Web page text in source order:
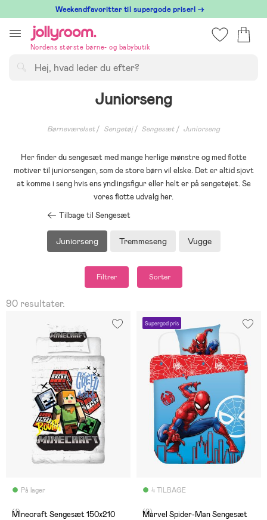
till
innehållet
⁠ Weekendfavoritter til supergode priser! →
Nordens største børne- og babybutik
Juniorseng
Børneværelset Sengetøj Sengesæt Juniorseng
Her finder du sengesæt med mange herlige mønstre og med flotte
motiver til juniorsengen, som de store børn vil elske. Det er altid sjovt
at komme i seng hvis ens yndlingsfigur eller helt er på sengetøjet. Se
vores flotte udvalg her.
Tilbage til Sengesæt
Juniorseng Tremmeseng Vugge
Filtrer Sorter
90 resultater.
På lager
(1)
Minecraft Sengesæt 150x210
Supergod pris
4 TILBAGE
(0)
Marvel Spider-Man Sengesæt